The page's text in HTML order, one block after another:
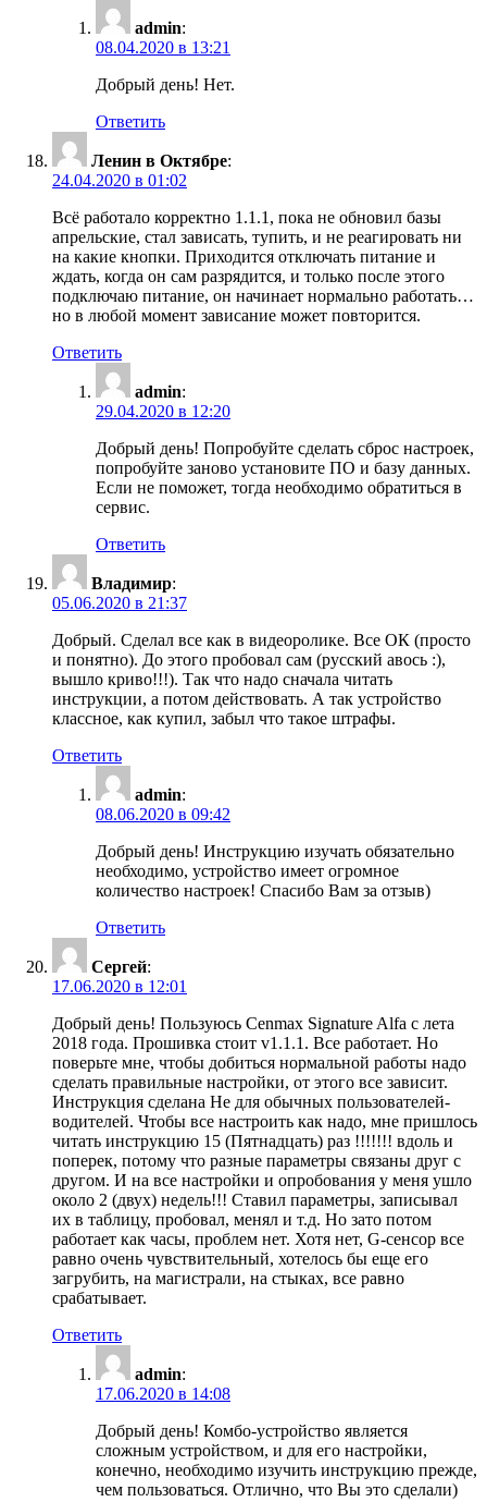
admin:
08.04.2020 в 13:21
Добрый день! Нет.
Ответить
Ленин в Октябре:
24.04.2020 в 01:02
Всё работало корректно 1.1.1, пока не обновил базы
апрельские, стал зависать, тупить, и не реагировать ни
на какие кнопки. Приходится отключать питание и
ждать, когда он сам разрядится, и только после этого
подключаю питание, он начинает нормально работать…
но в любой момент зависание может повторится.
Ответить
admin:
29.04.2020 в 12:20
Добрый день! Попробуйте сделать сброс настроек,
попробуйте заново установите ПО и базу данных.
Если не поможет, тогда необходимо обратиться в
сервис.
Ответить
Владимир:
05.06.2020 в 21:37
Добрый. Сделал все как в видеоролике. Все ОК (просто
и понятно). До этого пробовал сам (русский авось :),
вышло криво!!!). Так что надо сначала читать
инструкции, а потом действовать. А так устройство
классное, как купил, забыл что такое штрафы.
Ответить
admin:
08.06.2020 в 09:42
Добрый день! Инструкцию изучать обязательно
необходимо, устройство имеет огромное
количество настроек! Спасибо Вам за отзыв)
Ответить
Сергей:
17.06.2020 в 12:01
Добрый день! Пользуюсь Cenmax Signature Alfa с лета
2018 года. Прошивка стоит v1.1.1. Все работает. Но
поверьте мне, чтобы добиться нормальной работы надо
сделать правильные настройки, от этого все зависит.
Инструкция сделана Не для обычных пользователей-
водителей. Чтобы все настроить как надо, мне пришлось
читать инструкцию 15 (Пятнадцать) раз !!!!!!! вдоль и
поперек, потому что разные параметры связаны друг с
другом. И на все настройки и опробования у меня ушло
около 2 (двух) недель!!! Ставил параметры, записывал
их в таблицу, пробовал, менял и т.д. Но зато потом
работает как часы, проблем нет. Хотя нет, G-сенсор все
равно очень чувствительный, хотелось бы еще его
загрубить, на магистрали, на стыках, все равно
срабатывает.
Ответить
admin:
17.06.2020 в 14:08
Добрый день! Комбо-устройство является
сложным устройством, и для его настройки,
конечно, необходимо изучить инструкцию прежде,
чем пользоваться. Отлично, что Вы это сделали)